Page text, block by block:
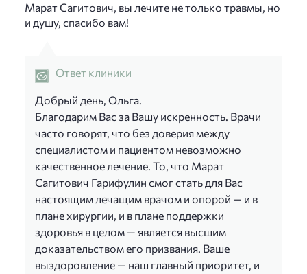
Марат Сагитович, вы лечите не только травмы, но
и душу, спасибо вам!
Ответ клиники
Добрый день, Ольга.
Благодарим Вас за Вашу искренность. Врачи
часто говорят, что без доверия между
специалистом и пациентом невозможно
качественное лечение. То, что Марат
Сагитович Гарифулин смог стать для Вас
настоящим лечащим врачом и опорой — и в
плане хирургии, и в плане поддержки
здоровья в целом — является высшим
доказательством его призвания. Ваше
выздоровление — наш главный приоритет, и